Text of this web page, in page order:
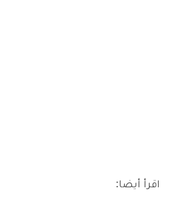
اقرأ أيضا: